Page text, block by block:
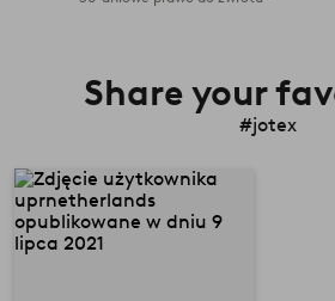
Share your
#jotex